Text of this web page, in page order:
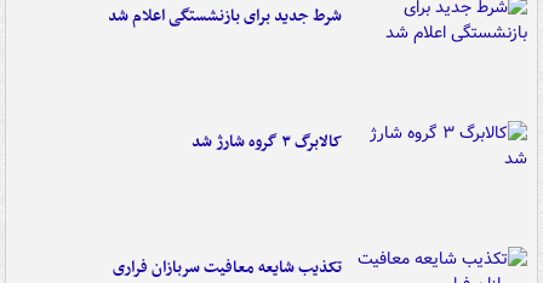
شرط جدید برای بازنشستگی اعلام شد
کالابرگ ۳ گروه شارژ شد
تکذیب شایعه معافیت سربازان فراری